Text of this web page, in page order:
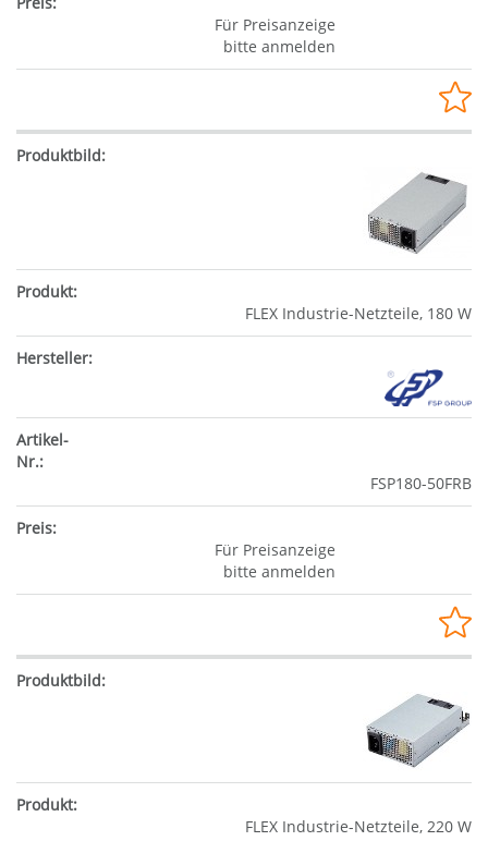
Für Preisanzeige
bitte anmelden
FLEX Industrie-Netzteile, 180 W
FSP180-50FRB
Für Preisanzeige
bitte anmelden
FLEX Industrie-Netzteile, 220 W